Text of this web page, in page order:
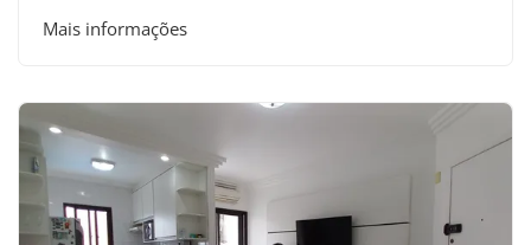
Mais informações